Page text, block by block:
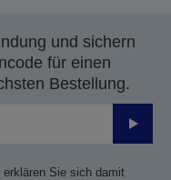
und sichern
für einen
Bestellung.
erklären Sie sich damit